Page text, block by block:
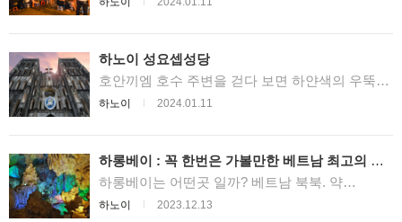
체가 쇼핑 구역이라고 보셔도 됩니다. 왜냐하면 이
절에 왕궁 앞에서 다양한 물건을 팔던 가게들이 있
것입니다. 실제로 구시가지의 길 이름은 Han...
며, 생전 호치민이 실제로 입었던 옷과 사용한 물
있습니다. 박물관 입구에서 볼 수 있는 호치민의
동상 1층은 세미나 실, 2층은 근 현대사 전시실, 3
층은 호치민의 일생을 다룬 전시실로 다양한 종류
의 볼거리가 있습니다. 3층의 호치민 전시실에는
있습니다. 박물관은 총 4개의 테마로 나뉘어져 있
관광으로 방문했을때는 큰 재미를 느끼기가 어려
트남과 영어로만 표시되어 있으며 너무 많기 ...
렴한 호텔과 음식 그리고 술을 판매하며, 세계 각
만날 수 있는데요, 하노이에서는 이런 여행자 거리
구실을 하는 지역이 몇 곳 있습니다만, 그 중 가장
유명한 곳은 ‘하노이의 구시가지 (올드타운)’입니
다. 이 올드타운 내에는 36개의 크고 작은 길이 거
주거리라고 불리는 짧지만 관광객들로 늘 붐비는
거리에 대해 자세하게 소개하도록 하겠습니다. 목
차 1 하노이 맥주거리는 어떤 곳? 2 하노이 맥주거
리의 가격은? 3 하노이 맥주거리 위치 4 하노이 맥
주거리 주소 및 시간 5 하노이 맥주거리 클럽 및
는 길이 그다지 길지는 않지만 식당과 클럽, 바가
하노이 성요셉성당
호안끼엠 호수 주변을 걷다 보면 하얀색의 우뚝하
베트남의 건축물이 아님을 쉽게 알 수 있는데, 이
하노이 성요셉성당입니다. 1858년 프랑스 군이 베
트남 남부 지역을 점령하면서부터 시작된, 프랑스
의 동남아시아 식민지 계획은 베트남을 넘어 라오
스 + 캄보디아까지 진행되었습니다. 당시 프랑스
– 캄보디아)를 묶어 “프랑스령 인도차이나”라는 명
하노이 2024.01.11
하롱베이 : 꼭 한번은 가볼만한 베트남 최고의 관
광지
하롱베이는 어떤곳 일까? 베트남 북북. 약
와있는 지형, 반도의 반대개념으로 생각할수 있다.
하노이 2023.12.13